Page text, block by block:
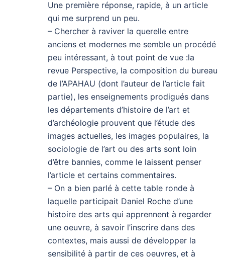
Une première réponse, rapide, à un article
qui me surprend un peu.
– Chercher à raviver la querelle entre
anciens et modernes me semble un procédé
peu intéressant, à tout point de vue :la
revue Perspective, la composition du bureau
de l’APAHAU (dont l’auteur de l’article fait
partie), les enseignements prodigués dans
les départements d’histoire de l’art et
d’archéologie prouvent que l’étude des
images actuelles, les images populaires, la
sociologie de l’art ou des arts sont loin
d’être bannies, comme le laissent penser
l’article et certains commentaires.
– On a bien parlé à cette table ronde à
laquelle participait Daniel Roche d’une
histoire des arts qui apprennent à regarder
une oeuvre, à savoir l’inscrire dans des
contextes, mais aussi de développer la
sensibilité à partir de ces oeuvres, et à